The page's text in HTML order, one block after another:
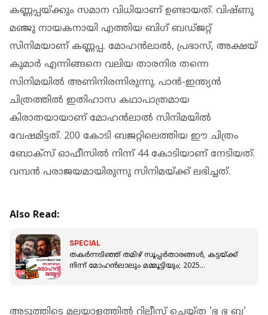
കണ്ണപ്പയ്ക്കും സമാന വിധിയാണ് ഉണ്ടായത്. വിഷ്ണു
മഞ്ജു നായകനായി എത്തിയ ബിഗ് ബഡ്‌ജറ്റ്‌
സിനിമയാണ് കണ്ണപ്പ. മോഹൻലാൽ, പ്രഭാസ്, അക്ഷയ്
കുമാർ എന്നിങ്ങനെ വലിയ താരനിര തന്നെ
സിനിമയിൽ അണിനിരന്നിരുന്നു. പാൻ-ഇന്ത്യൻ
ചിത്രത്തിൽ ഇതിഹാസ കഥാപാത്രമായ
കിരാതയായാണ് മോഹൻലാൽ സിനിമയിൽ
വേഷമിട്ടത്. 200 കോടി ബജറ്റിലെത്തിയ ഈ ചിത്രം
ബോക്സ് ഓഫീസിൽ നിന്ന് 44 കോടിയാണ് നേടിയത്.
വമ്പൻ പരാജയമായിരുന്നു സിനിമയ്ക്ക് ലഭിച്ചത്.
Also Read:
SPECIAL
തകർന്നടിഞ്ഞ് തമിഴ് സൂപ്പർതാരങ്ങൾ, കട്ടയ്ക്ക്
നിന്ന് മോഹൻലാലും മമ്മൂട്ടിയും; 2025
അടുത്തിടെ മലയാളത്തിൽ റിലീസ് ചെയ്ത 'ഭ ഭ ബ'